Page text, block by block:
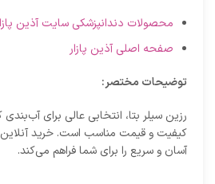
محصولات دندانپزشکی سایت آذین
صفحه اصلی آذین پازار
توضیحات مختصر:
رزین سیلر بتا، انتخابی عالی برای
کیفیت و قیمت مناسب است. خرید آنلاین
آسان و سریع را برای شما فراهم می‌کند.